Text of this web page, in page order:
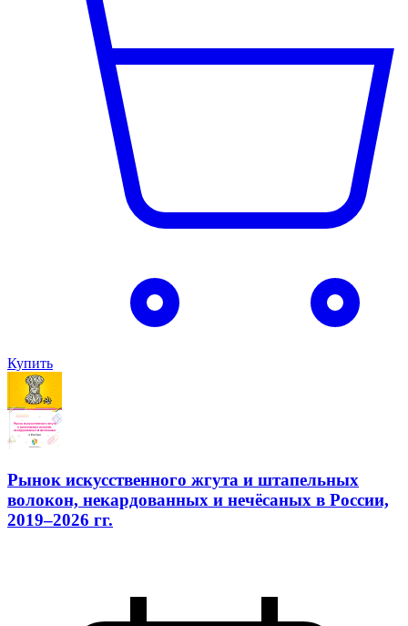
Купить
Рынок искусственного жгута и штапельных
волокон, некардованных и нечёсаных в России,
2019–2026 гг.